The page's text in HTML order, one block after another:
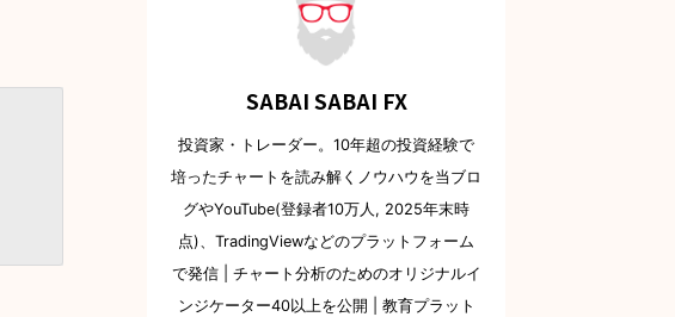
SABAI SABAI FX
投資家・トレーダー。10年超の投資経験で
培ったチャートを読み解くノウハウを当ブロ
グやYouTube(登録者10万人, 2025年末時
点)、TradingViewなどのプラットフォーム
で発信 | チャート分析のためのオリジナルイ
ンジケーター40以上を公開 | 教育プラット